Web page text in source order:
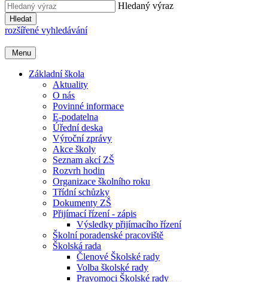
Hledaný výraz
Hledat
rozšířené vyhledávání
Menu
Základní škola
Aktuality
O nás
Povinné informace
E-podatelna
Úřední deska
Výroční zprávy
Akce školy
Seznam akcí ZŠ
Rozvrh hodin
Organizace školního roku
Třídní schůzky
Dokumenty ZŠ
Přijímací řízení - zápis
Výsledky přijímacího řízení
Školní poradenské pracoviště
Školská rada
Členové Školské rady
Volba školské rady
Pravomoci Školské rady